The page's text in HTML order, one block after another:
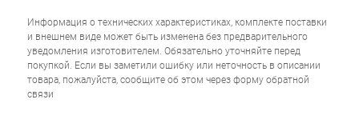
Информация о технических характеристиках, комплекте поставки
и внешнем виде может быть изменена без предварительного
уведомления изготовителем. Обязательно уточняйте перед
покупкой. Если вы заметили ошибку или неточность в описании
товара, пожалуйста, сообщите об этом через форму обратной
связи